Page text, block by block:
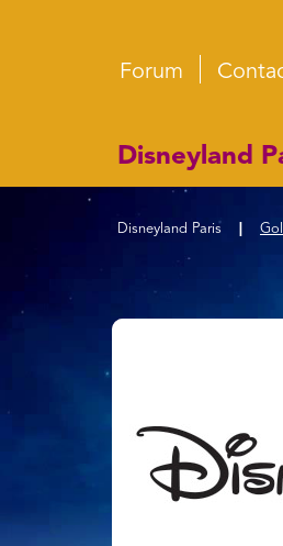
Forum
Disneyland
Disneyland Paris